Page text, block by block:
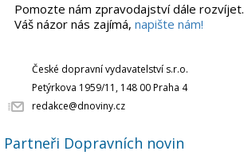
Pomozte nám zpravodajství dále rozvíjet.
Váš názor nás zajímá, napište nám!
České dopravní vydavatelství s.r.o.
Petýrkova 1959/11, 148 00 Praha 4
redakce@dnoviny.cz
Partneři Dopravních novin